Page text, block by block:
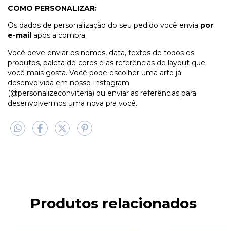
COMO PERSONALIZAR:
Os dados de personalização do seu pedido você envia por
e-mail após a compra.
Você deve enviar os nomes, data, textos de todos os
produtos, paleta de cores e as referências de layout que
você mais gosta. Você pode escolher uma arte já
desenvolvida em nosso Instagram
(@personalizeconviteria) ou enviar as referências para
desenvolvermos uma nova pra você.
Produtos relacionados